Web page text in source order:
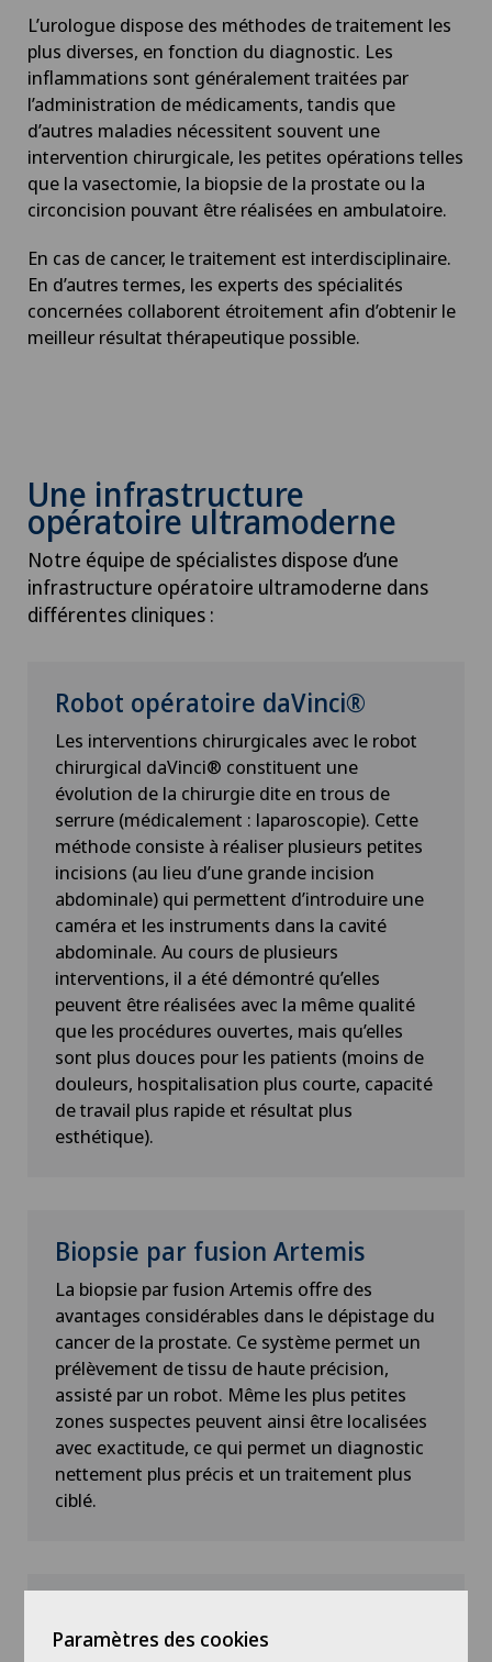
Cancer de la thyroïde (carcinome thyroïdien)
Cancer du sein
Cancer pelvien
Cardiologie interventionnelle
Cataracte
Check-up pour les entreprises
Check-up pour les sportifs
Chirurgie aortique
Chirurgie biliaire
Chirurgie cervico-faciale
Chirurgie de la colonne vertébrale/du rachis
Chirurgie de la hanche
Chirurgie de la main
Chirurgie de la rétine
Chirurgie de la thyroïde (chirurgie
endocrinienne)
Chirurgie de l’intestin grêle
Chirurgie des paupières
Chirurgie du côlon
Chirurgie du coude
Chirurgie du genou
L’urologue dispose des méthodes de traitement les
plus diverses, en fonction du diagnostic. Les
inflammations sont généralement traitées par
l’administration de médicaments, tandis que
d’autres maladies nécessitent souvent une
intervention chirurgicale, les petites opérations telles
que la vasectomie, la biopsie de la prostate ou la
circoncision pouvant être réalisées en ambulatoire.
En cas de cancer, le traitement est interdisciplinaire.
En d’autres termes, les experts des spécialités
concernées collaborent étroitement afin d’obtenir le
meilleur résultat thérapeutique possible.
Une infrastructure
opératoire ultramoderne
Notre équipe de spécialistes dispose d’une
infrastructure opératoire ultramoderne dans
différentes cliniques :
Robot opératoire daVinci®
Les interventions chirurgicales avec le robot
chirurgical daVinci® constituent une
évolution de la chirurgie dite en trous de
serrure (médicalement : laparoscopie). Cette
méthode consiste à réaliser plusieurs petites
incisions (au lieu d’une grande incision
abdominale) qui permettent d’introduire une
caméra et les instruments dans la cavité
abdominale. Au cours de plusieurs
interventions, il a été démontré qu’elles
peuvent être réalisées avec la même qualité
que les procédures ouvertes, mais qu’elles
sont plus douces pour les patients (moins de
douleurs, hospitalisation plus courte, capacité
de travail plus rapide et résultat plus
esthétique).
Biopsie par fusion Artemis
La biopsie par fusion Artemis offre des
avantages considérables dans le dépistage du
cancer de la prostate. Ce système permet un
prélèvement de tissu de haute précision,
assisté par un robot. Même les plus petites
zones suspectes peuvent ainsi être localisées
avec exactitude, ce qui permet un diagnostic
nettement plus précis et un traitement plus
ciblé.
vasovasostomie
Paramètres des cookies